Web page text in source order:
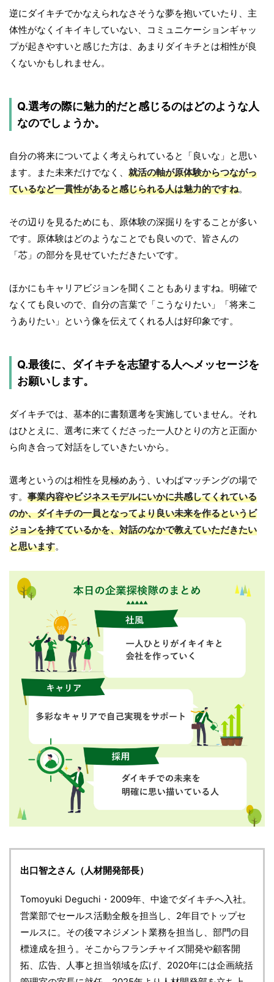
逆にダイキチでかなえられなさそうな夢を抱いていたり、主
体性がなくイキイキしていない、コミュニケーションギャッ
プが起きやすいと感じた方は、あまりダイキチとは相性が良
くないかもしれません。
Q.選考の際に魅力的だと感じるのはどのような人
なのでしょうか。
自分の将来についてよく考えられていると「良いな」と思い
ます。また未来だけでなく、 就活の軸が原体験からつながっ
ているなど一貫性があると感じられる人は魅力的ですね。
その辺りを見るためにも、原体験の深掘りをすることが多い
です。原体験はどのようなことでも良いので、皆さんの
「芯」の部分を見せていただきたいです。
ほかにもキャリアビジョンを聞くこともありますね。明確で
なくても良いので、自分の言葉で「こうなりたい」「将来こ
うありたい」という像を伝えてくれる人は好印象です。
Q.最後に、ダイキチを志望する人へメッセージを
お願いします。
ダイキチでは、基本的に書類選考を実施していません。それ
はひとえに、選考に来てくださった一人ひとりの方と正面か
ら向き合って対話をしていきたいから。
選考というのは相性を見極めあう、いわばマッチングの場で
す。 事業内容やビジネスモデルにいかに共感してくれている
のか、ダイキチの一員となってより良い未来を作るというビ
ジョンを持てているかを、対話のなかで教えていただきたい
と思います。
出口智之さん（人材開発部長）
Tomoyuki Deguchi・2009年、中途でダイキチへ入社。
営業部でセールス活動全般を担当し、2年目でトップセ
ールスに。その後マネジメント業務を担当し、部門の目
標達成を担う。そこからフランチャイズ開発や顧客開
拓、広告、人事と担当領域を広げ、2020年には企画統括